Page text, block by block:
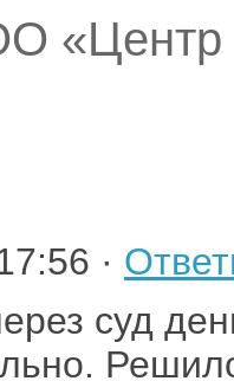
«Центр
·
суд